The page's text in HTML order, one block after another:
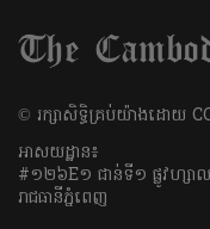
​© រក្សា​សិទ្ធិ​គ្រប់​យ៉ាង​ដោយ​
អាសយដ្ឋាន៖
#១២៦E១ ជាន់ទី១ ផ្លូវហ្សា
រាជធានីភ្នំពេញ